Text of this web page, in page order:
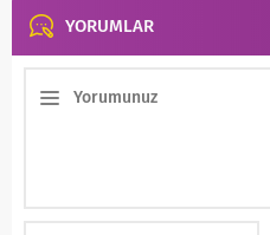
YORUMLAR